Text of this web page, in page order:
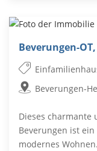
Beverungen-
Beverungen-
Dieses charmante
Beverungen ist
modernes